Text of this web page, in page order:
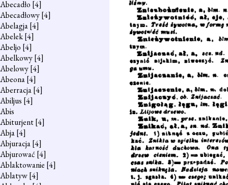
Abecadło [4]
Abecadłowy[4]
Abelagja[4]
Abelek[4]
Abeljo [4]
Abelkowy[4]
Abelowy[4]
Abeona[4]
Aberracja[4]
Abiljus [4]
Abis
Abiturjent[4]
Abja[4]
Abjuracja[4]
Abjurować [4]
Ablaktowanie [4]
Ablatyw[4]